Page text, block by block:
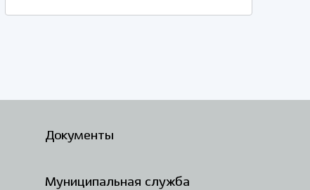
Документы
Муниципальная служба